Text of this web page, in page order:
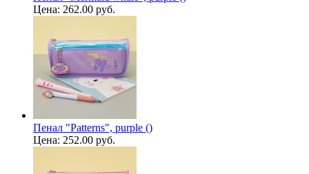
Цена: 262.00 руб.
Пенал "Patterns", purple ()
Цена: 252.00 руб.